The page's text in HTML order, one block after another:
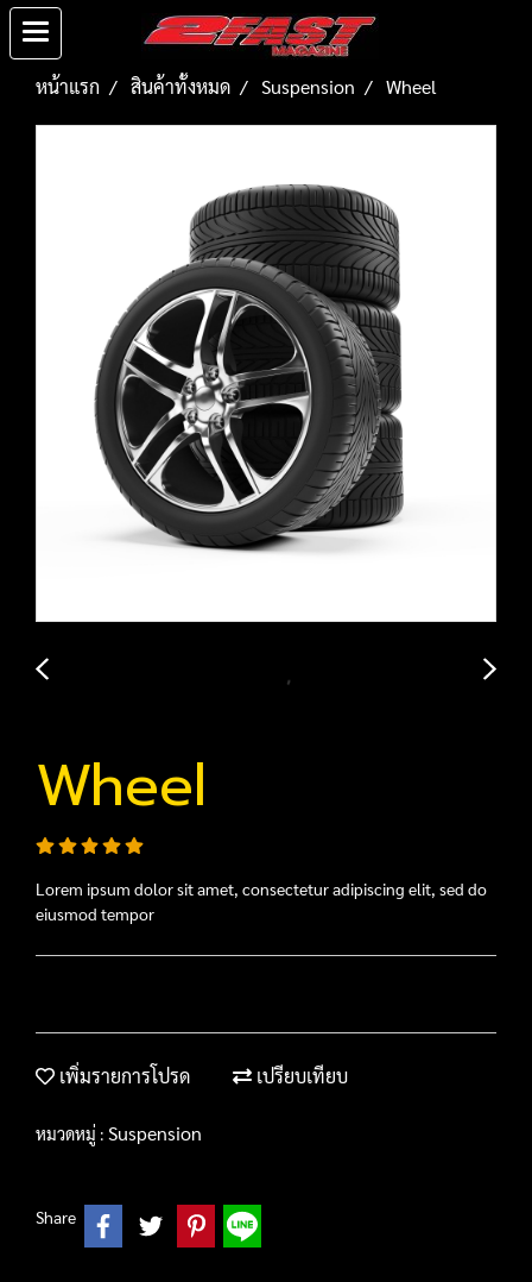
หน้าแรก สินค้าทั้งหมด Suspension Wheel
Wheel
Lorem ipsum dolor sit amet, consectetur adipiscing elit, sed do
eiusmod tempor
เพิ่มรายการโปรด เปรียบเทียบ
หมวดหมู่ : Suspension
Share